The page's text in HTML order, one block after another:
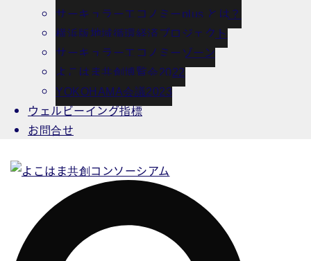
サーキュラーエコノミーplus とは？
横浜版地域循環経済プロジェクト
サーキュラーエコノミーゾーン
よこはま共創博覧会2022
YOKOHAMA会議2023
ウェルビーイング指標
お問合せ